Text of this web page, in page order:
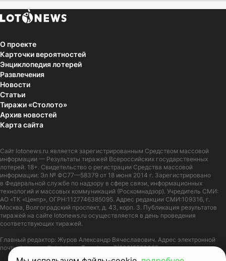
О проекте
Карточки вероятностей
Энциклопедия лотерей
Развлечения
Новости
Статьи
Тиражи «Столото»
Архив новостей
Карта сайта
Сайт lotonews.ru является зарегистрированным Средством массовой
информации — Результаты тиражей Всероссийских государственных
лотерей. 18+. Свидетельство о регистрации Средства массовой
информации: Эл № ФС77—58379 от 18 июня 2014 г. Зарегистрировано
в Федеральной службе по надзору в сфере связи, информационных
технологий и массовых коммуникаций (Роскомнадзор). Учредитель СМИ:
АО «ТК «Центр», ОГРН:1127746385095. Адрес редакции СМИ:109316, г.
Москва, Волгоградский проспект, д. 43, корп. 3. Публикация результатов
тиражей на сайте lotonews.ru осуществляется в день проведения
соответствующих тиражей.
Главный редактор: Журов Александр Вячеславович. Адрес электронной
почты:lotonews@stoloto.ru.Телефон:+7(900)5550055